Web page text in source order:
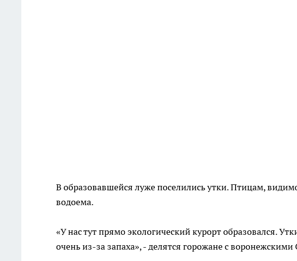
В образовавшейся луже поселились утки. Птицам,
водоема.
«У нас тут прямо экологический курорт образовался.
очень из-за запаха», - делятся горожане с